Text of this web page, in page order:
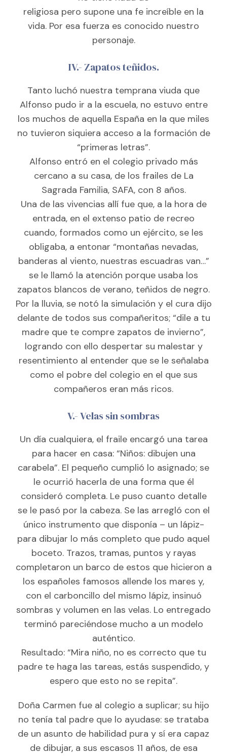
religiosa pero supone una fe increíble en la
vida. Por esa fuerza es conocido nuestro
personaje.
IV.- Zapatos teñidos.
Tanto luchó nuestra temprana viuda que
Alfonso pudo ir a la escuela, no estuvo entre
los muchos de aquella España en la que miles
no tuvieron siquiera acceso a la formación de
“primeras letras”.
Alfonso entró en el colegio privado más
cercano a su casa, de los frailes de La
Sagrada Familia, SAFA, con 8 años.
Una de las vivencias allí fue que, a la hora de
entrada, en el extenso patio de recreo
cuando, formados como un ejército, se les
obligaba, a entonar “montañas nevadas,
banderas al viento, nuestras escuadras van…”
se le llamó la atención porque usaba los
zapatos blancos de verano, teñidos de negro.
Por la lluvia, se notó la simulación y el cura dijo
delante de todos sus compañeritos; “dile a tu
madre que te compre zapatos de invierno”,
logrando con ello despertar su malestar y
resentimiento al entender que se le señalaba
como el pobre del colegio en el que sus
compañeros eran más ricos.
V.- Velas sin sombras
Un día cualquiera, el fraile encargó una tarea
para hacer en casa: “Niños: dibujen una
carabela”. El pequeño cumplió lo asignado; se
le ocurrió hacerla de una forma que él
consideró completa. Le puso cuanto detalle
se le pasó por la cabeza. Se las arregló con el
único instrumento que disponía – un lápiz-
para dibujar lo más completo que pudo aquel
boceto. Trazos, tramas, puntos y rayas
completaron un barco de estos que hicieron a
los españoles famosos allende los mares y,
con el carboncillo del mismo lápiz, insinuó
sombras y volumen en las velas. Lo entregado
terminó pareciéndose mucho a un modelo
auténtico.
Resultado: “Mira niño, no es correcto que tu
padre te haga las tareas, estás suspendido, y
espero que esto no se repita”.
Doña Carmen fue al colegio a suplicar; su hijo
no tenía tal padre que lo ayudase: se trataba
de un asunto de habilidad pura y sí era capaz
de dibujar, a sus escasos 11 años, de esa